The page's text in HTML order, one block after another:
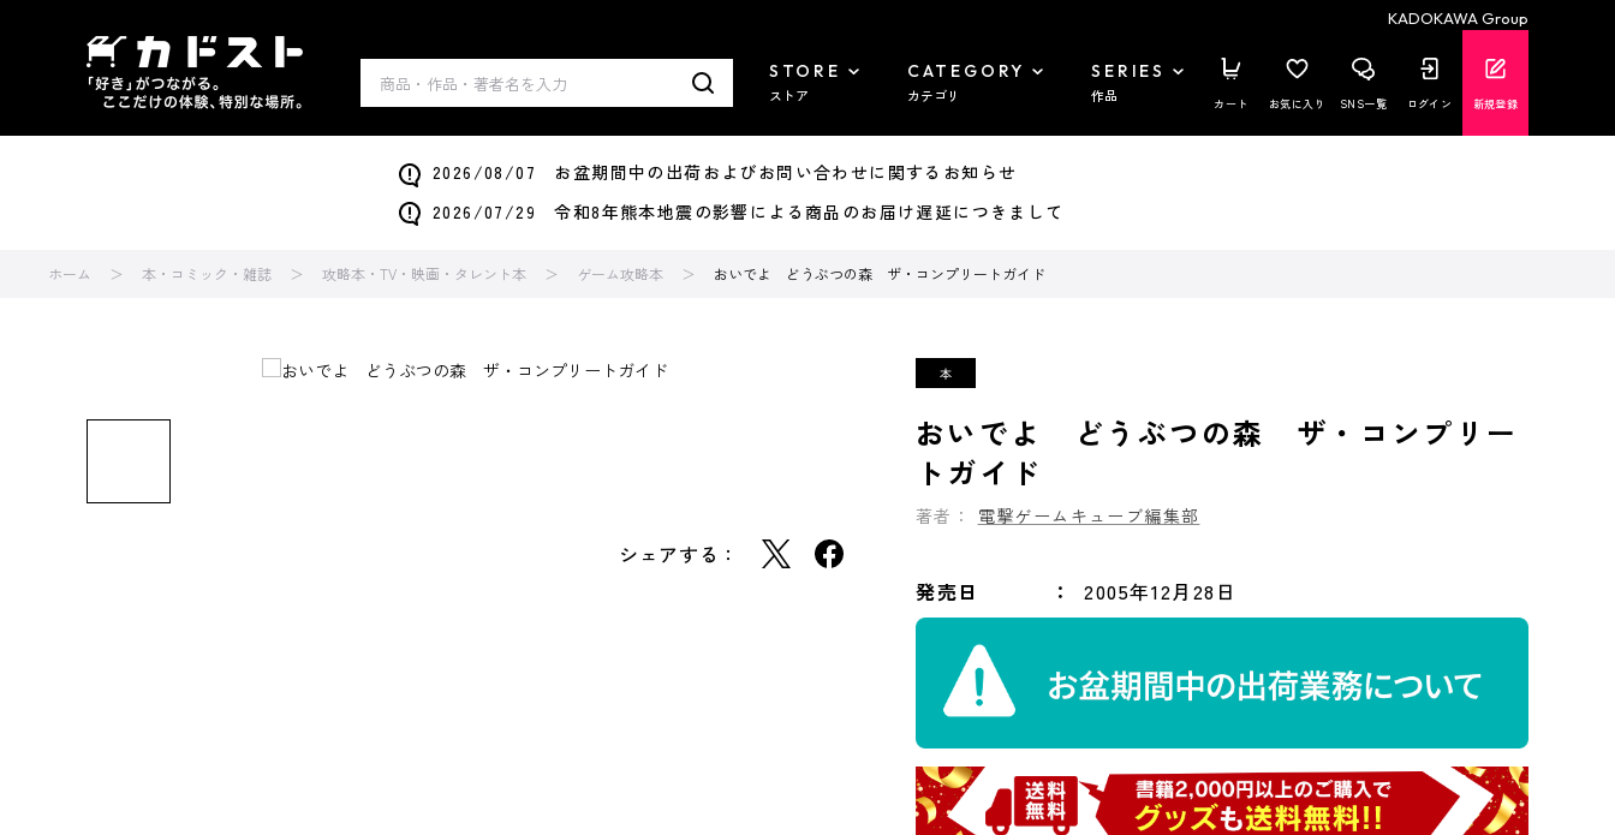
KADOKAWA Group
STORE
ストア
CATEGORY
カテゴリ
SERIES
作品 カート お気に入り SNS一覧 ログイン 新規登録
2026/08/07 お盆期間中の出荷およびお問い合わせに関するお知らせ
2026/07/29 令和8年熊本地震の影響による商品のお届け遅延につきまして
ホーム 本・コミック・雑誌 攻略本・TV・映画・タレント本 ゲーム攻略本 おいでよ どうぶつの森 ザ・コンプリートガイド
シェアする：
おいでよ どうぶつの森 ザ・コンプリー
トガイド
著者： 電撃ゲームキューブ編集部
発売日 2005年12月28日